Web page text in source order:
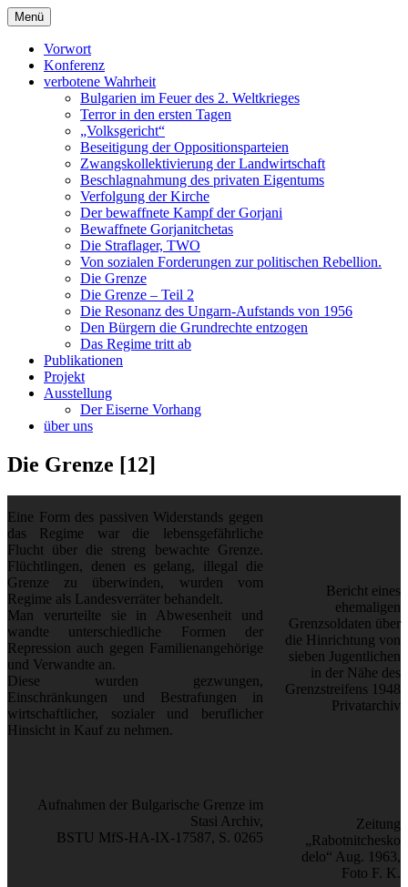
Zum
Inhalt
springen
bulgaria1944-1989.eu
Menü
Vorwort
Konferenz
verbotene Wahrheit
Bulgarien im Feuer des 2. Weltkrieges
Terror in den ersten Tagen
„Volksgericht“
Beseitigung der Oppositionsparteien
Zwangskollektivierung der Landwirtschaft
Beschlagnahmung des privaten Eigentums
Verfolgung der Kirche
Der bewaffnete Kampf der Gorjani
Bewaffnete Gorjanitchetas
Die Straflager, TWO
Von sozialen Forderungen zur politischen Rebellion.
Die Grenze
Die Grenze – Teil 2
Die Resonanz des Ungarn-Aufstands von 1956
Den Bürgern die Grundrechte entzogen
Das Regime tritt ab
Publikationen
Projekt
Ausstellung
Der Eiserne Vorhang
über uns
Die Grenze [12]
Eine Form des passiven Widerstands gegen
das Regime war die lebensgefährliche
Flucht über die streng bewachte Grenze.
Flüchtlingen, denen es gelang, illegal die
Grenze zu überwinden, wurden vom
Regime als Landesverräter behandelt.
Man verurteilte sie in Abwesenheit und
wandte unterschiedliche Formen der
Repression auch gegen Familienangehörige
und Verwandte an.
Diese wurden gezwungen,
Einschränkungen und Bestrafungen in
wirtschaftlicher, sozialer und beruflicher
Hinsicht in Kauf zu nehmen.
Aufnahmen der Bulgarische Grenze im
Stasi Archiv,
BSTU MfS-HA-IX-17587, S. 0265
Bericht eines
ehemaligen
Grenzsoldaten über
die Hinrichtung von
sieben Jugentlichen
in der Nähe des
Grenzstreifens 1948
Privatarchiv
Zeitung
„Rabotnitchesko
delo“ Aug. 1963,
Foto F. K.